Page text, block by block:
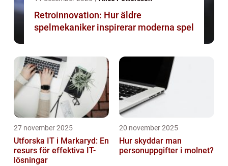
Retroinnovation: Hur äldre
spelmekaniker inspirerar moderna spel
27 november 2025
Utforska IT i Markaryd: En
resurs för effektiva IT-
lösningar
20 november 2025
Hur skyddar man
personuppgifter i molnet?